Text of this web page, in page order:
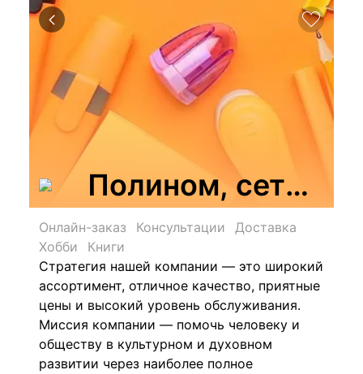
Полином, сеть
Онлайн-заказ Консультации
Доставка
Хобби
Книги
Стратегия нашей компании — это широкий
ассортимент, отличное качество, приятные
цены и высокий уровень обслуживания.
Миссия компании — помочь человеку и
обществу в культурном и духовном
развитии через наиболее полное